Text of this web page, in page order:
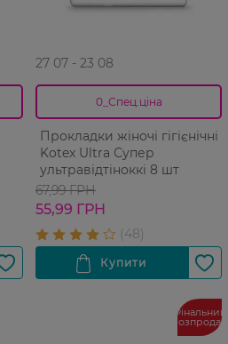
27 07 - 23 08
0_Спец.ціна
Прокладки жіночі гігієнічні
Kotex Ultra Супер
ультравідтіноккі 8 шт
67,99 ГРН
55,99 ГРН
Фінальний
розпродаж